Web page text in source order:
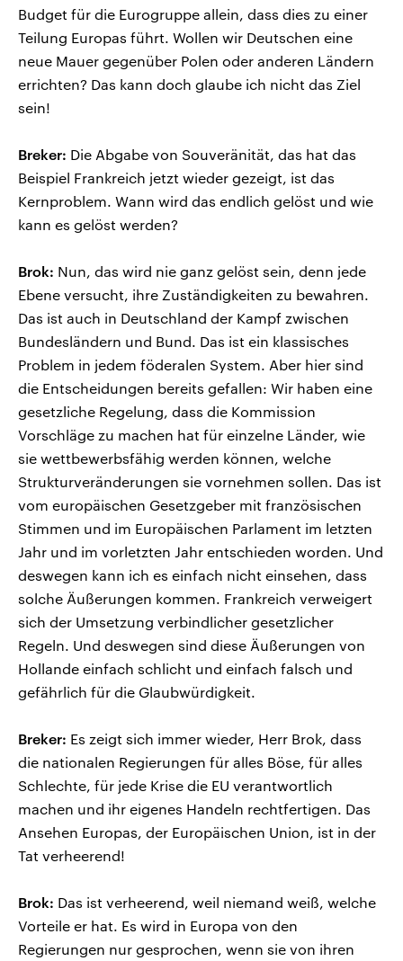
Budget für die Eurogruppe allein, dass dies zu einer
Teilung Europas führt. Wollen wir Deutschen eine
neue Mauer gegenüber Polen oder anderen Ländern
errichten? Das kann doch glaube ich nicht das Ziel
sein!
Breker: Die Abgabe von Souveränität, das hat das
Beispiel Frankreich jetzt wieder gezeigt, ist das
Kernproblem. Wann wird das endlich gelöst und wie
kann es gelöst werden?
Brok: Nun, das wird nie ganz gelöst sein, denn jede
Ebene versucht, ihre Zuständigkeiten zu bewahren.
Das ist auch in Deutschland der Kampf zwischen
Bundesländern und Bund. Das ist ein klassisches
Problem in jedem föderalen System. Aber hier sind
die Entscheidungen bereits gefallen: Wir haben eine
gesetzliche Regelung, dass die Kommission
Vorschläge zu machen hat für einzelne Länder, wie
sie wettbewerbsfähig werden können, welche
Strukturveränderungen sie vornehmen sollen. Das ist
vom europäischen Gesetzgeber mit französischen
Stimmen und im Europäischen Parlament im letzten
Jahr und im vorletzten Jahr entschieden worden. Und
deswegen kann ich es einfach nicht einsehen, dass
solche Äußerungen kommen. Frankreich verweigert
sich der Umsetzung verbindlicher gesetzlicher
Regeln. Und deswegen sind diese Äußerungen von
Hollande einfach schlicht und einfach falsch und
gefährlich für die Glaubwürdigkeit.
Breker: Es zeigt sich immer wieder, Herr Brok, dass
die nationalen Regierungen für alles Böse, für alles
Schlechte, für jede Krise die EU verantwortlich
machen und ihr eigenes Handeln rechtfertigen. Das
Ansehen Europas, der Europäischen Union, ist in der
Tat verheerend!
Brok: Das ist verheerend, weil niemand weiß, welche
Vorteile er hat. Es wird in Europa von den
Regierungen nur gesprochen, wenn sie von ihren